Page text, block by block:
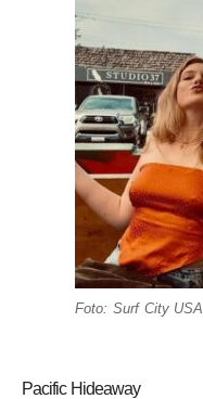
Foto: Surf City USA
Pacific Hideaway